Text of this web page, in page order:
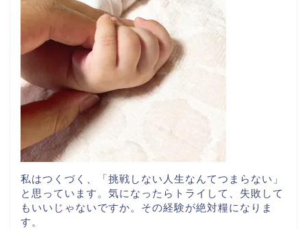
私はつくづく、「挑戦しない人生なんてつまらない」
と思っています。気になったらトライして、失敗して
もいいじゃないですか。その経験が絶対糧になりま
す。